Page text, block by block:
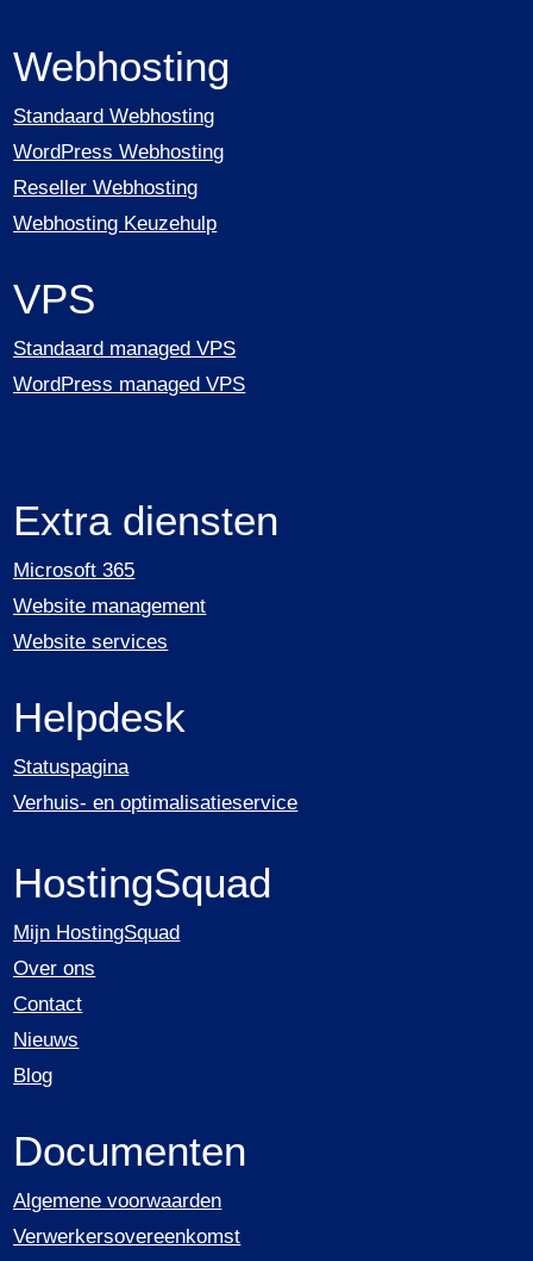
Webhosting
Standaard Webhosting
WordPress Webhosting
Reseller Webhosting
Webhosting Keuzehulp
VPS
Standaard managed VPS
WordPress managed VPS
Extra diensten
Microsoft 365
Website management
Website services
Helpdesk
Statuspagina
Verhuis- en optimalisatieservice
HostingSquad
Mijn HostingSquad
Over ons
Contact
Nieuws
Blog
Documenten
Algemene voorwaarden
Verwerkersovereenkomst